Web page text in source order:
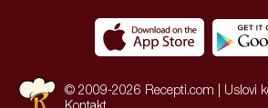
© 2009-2026 Recepti.com | Uslovi
Kontakt